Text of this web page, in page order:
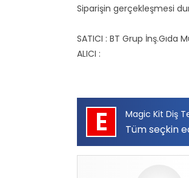
Siparişin gerçekleşmesi
SATICI : BT Grup İnş.Gıda
ALICI :
E Magic Kit Diş
Tüm seçkin